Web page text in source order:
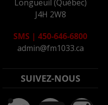
Longueuil (Québec)
J4H 2W8
SMS | 450-646-6800
admin@fm1033.ca
SUIVEZ-NOUS